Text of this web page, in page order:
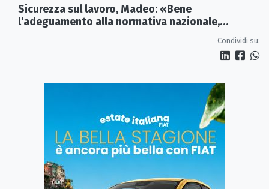
Sicurezza sul lavoro, Madeo: «Bene
l'adeguamento alla normativa nazionale,
Condividi su: